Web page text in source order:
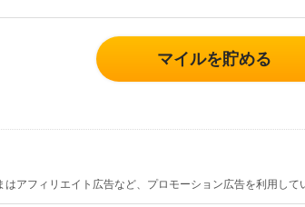
マイルを貯める
はアフィリエイト広告など、プロモーション広告を利用して